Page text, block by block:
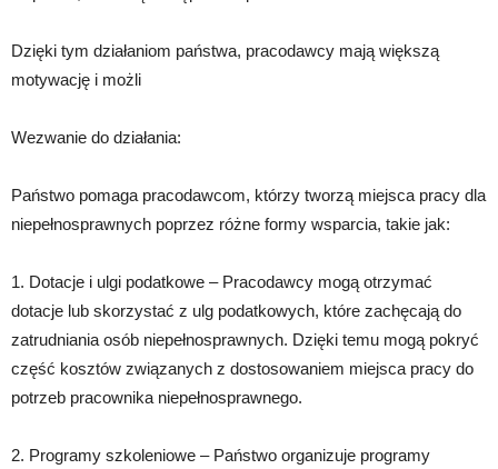
Dzięki tym działaniom państwa, pracodawcy mają większą
motywację i możli
Wezwanie do działania:
Państwo pomaga pracodawcom, którzy tworzą miejsca pracy dla
niepełnosprawnych poprzez różne formy wsparcia, takie jak:
1. Dotacje i ulgi podatkowe – Pracodawcy mogą otrzymać
dotacje lub skorzystać z ulg podatkowych, które zachęcają do
zatrudniania osób niepełnosprawnych. Dzięki temu mogą pokryć
część kosztów związanych z dostosowaniem miejsca pracy do
potrzeb pracownika niepełnosprawnego.
2. Programy szkoleniowe – Państwo organizuje programy